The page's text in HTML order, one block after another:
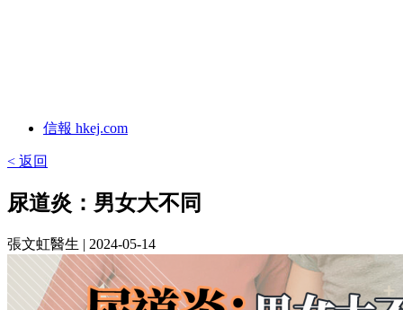
信報 hkej.com
< 返回
尿道炎：男女大不同
張文虹醫生 | 2024-05-14